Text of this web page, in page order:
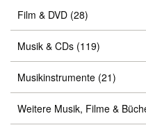
Film & DVD (28)
Musik & CDs (119)
Musikinstrumente (21)
Weitere Musik, Filme &